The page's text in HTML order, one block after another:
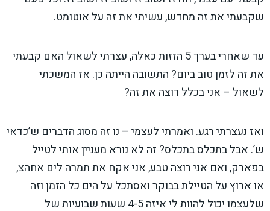
שקבעתי את זה מחדש, עשיתי את זה על אוטומט.
עד שאחרי בערך 5 הזזות כאלה, עצרתי לשאול האם קבעתי
את זה לזמן טוב ביום? התשובה הייתה כן. אז המשכתי
לשאול – אני בכלל רוצה את זה?
ואז נעצרתי רגע. ואמרתי לעצמי – נו זה מסוג הדברים ש’כדאי
ש’. אבל בתכלס בתכלס? זה לא נורא מעניין אותי לטייל
בפארק, ואם אני רוצה טבע, אני אקח את תמרה לים אחהצ,
או ארוץ על הטיילת בבוקר ואסתכל על הים כל הזמן וזה
שלעצמו יכול להוות לי איזה 4-5 שעות שבועיות של